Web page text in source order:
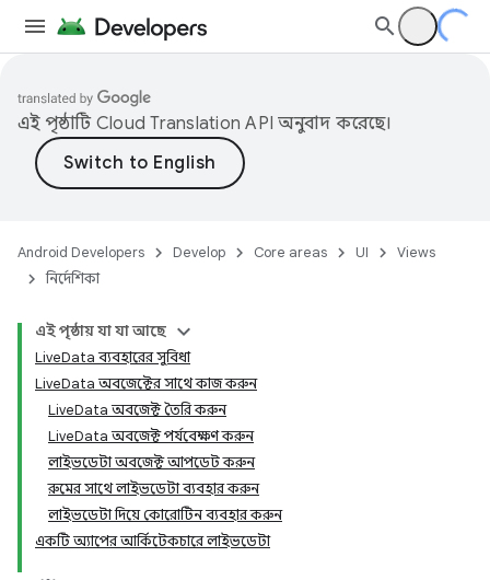
এই পৃষ্ঠাটি Cloud Translation API অনুবাদ করেছে।
Android Developers Develop Core areas UI
Views
নির্দেশিকা
এই পৃষ্ঠায় যা যা আছে
LiveData ব্যবহারের সুবিধা
LiveData অবজেক্টের সাথে কাজ করুন
LiveData অবজেক্ট তৈরি করুন
LiveData অবজেক্ট পর্যবেক্ষণ করুন
লাইভডেটা অবজেক্ট আপডেট করুন
রুমের সাথে লাইভডেটা ব্যবহার করুন
লাইভডেটা দিয়ে কোরোটিন ব্যবহার করুন
একটি অ্যাপের আর্কিটেকচারে লাইভডেটা